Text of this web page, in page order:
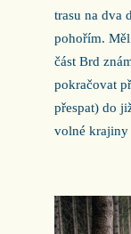
trasu na dva
pohořím.
část Brd
pokračovat
přespat) do
volné krajiny